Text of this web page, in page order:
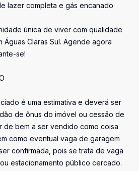
lazer completa e gás encanado
única de viver com qualidade
Claras Sul. Agende agora
se!
é uma estimativa e deverá ser
de ônus do imóvel ou cessão de
de bem a ser vendido como coisa
como eventual vaga de garagem
confirmada, pois se trata de vaga
estacionamento público cercado.